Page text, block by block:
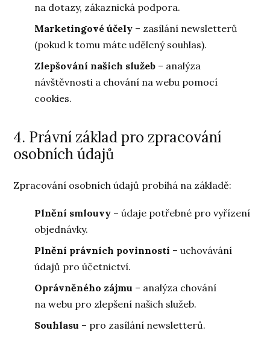
na dotazy, zákaznická podpora.
Marketingové účely – zasílání newsletterů
(pokud k tomu máte udělený souhlas).
Zlepšování našich služeb – analýza
návštěvnosti a chování na webu pomocí
cookies.
4. Právní základ pro zpracování
osobních údajů
Zpracování osobních údajů probíhá na základě:
Plnění smlouvy – údaje potřebné pro vyřízení
objednávky.
Plnění právních povinností – uchovávání
údajů pro účetnictví.
Oprávněného zájmu – analýza chování
na webu pro zlepšení našich služeb.
Souhlasu – pro zasílání newsletterů.